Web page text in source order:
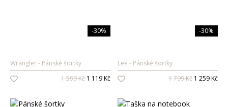
-30%
Wrangler
Pánské šortky
1 599 Kč 1 119 Kč
-30%
Lee
Pánské šortky
1 799 Kč 1 259 Kč